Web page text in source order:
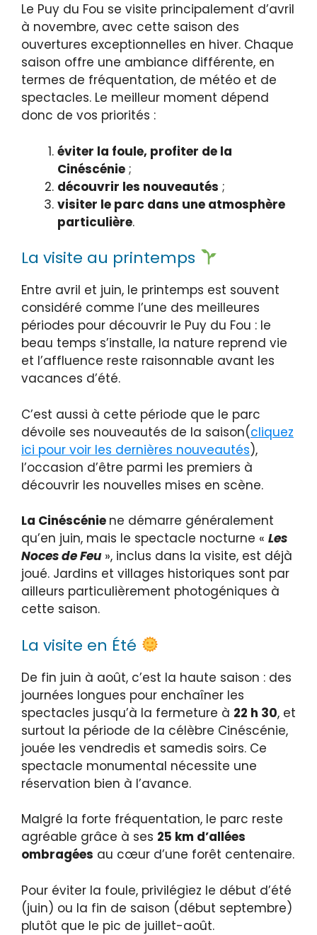
Le Puy du Fou se visite principalement d’avril
à novembre, avec cette saison des
ouvertures exceptionnelles en hiver. Chaque
saison offre une ambiance différente, en
termes de fréquentation, de météo et de
spectacles. Le meilleur moment dépend
donc de vos priorités :
éviter la foule, profiter de la
Cinéscénie ;
découvrir les nouveautés ;
visiter le parc dans une atmosphère
particulière.
La visite au printemps
Entre avril et juin, le printemps est souvent
considéré comme l’une des meilleures
périodes pour découvrir le Puy du Fou : le
beau temps s’installe, la nature reprend vie
et l’affluence reste raisonnable avant les
vacances d’été.
C’est aussi à cette période que le parc
dévoile ses nouveautés de la saison(cliquez
ici pour voir les dernières nouveautés),
l’occasion d’être parmi les premiers à
découvrir les nouvelles mises en scène.
La Cinéscénie ne démarre généralement
qu’en juin, mais le spectacle nocturne « Les
Noces de Feu», inclus dans la visite, est déjà
joué. Jardins et villages historiques sont par
ailleurs particulièrement photogéniques à
cette saison.
La visite en Été
De fin juin à août, c’est la haute saison : des
journées longues pour enchaîner les
spectacles jusqu’à la fermeture à 22 h 30, et
surtout la période de la célèbre Cinéscénie,
jouée les vendredis et samedis soirs. Ce
spectacle monumental nécessite une
réservation bien à l’avance.
Malgré la forte fréquentation, le parc reste
agréable grâce à ses 25 km d’allées
ombragées au cœur d’une forêt centenaire.
Pour éviter la foule, privilégiez le début d’été
(juin) ou la fin de saison (début septembre)
plutôt que le pic de juillet-août.